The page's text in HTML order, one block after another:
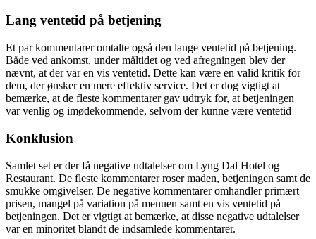
Lang ventetid på betjening
Et par kommentarer omtalte også den lange ventetid på betjening.
Både ved ankomst, under måltidet og ved afregningen blev der
nævnt, at der var en vis ventetid. Dette kan være en valid kritik for
dem, der ønsker en mere effektiv service. Det er dog vigtigt at
bemærke, at de fleste kommentarer gav udtryk for, at betjeningen
var venlig og imødekommende, selvom der kunne være ventetid
Konklusion
Samlet set er der få negative udtalelser om Lyng Dal Hotel og
Restaurant. De fleste kommentarer roser maden, betjeningen samt de
smukke omgivelser. De negative kommentarer omhandler primært
prisen, mangel på variation på menuen samt en vis ventetid på
betjeningen. Det er vigtigt at bemærke, at disse negative udtalelser
var en minoritet blandt de indsamlede kommentarer.